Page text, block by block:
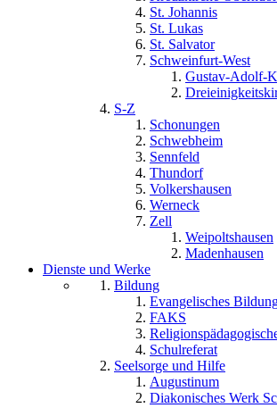
St. Johannis
St. Lukas
St. Salvator
Schweinfurt-West
Gustav-Adolf-
S-Z
Schonungen
Schwebheim
Sennfeld
Thundorf
Volkershausen
Werneck
Zell
Weipoltshausen
Madenhausen
Dienste und Werke
Bildung
Evangelisches
FAKS
Schulreferat
Seelsorge und Hilfe
Augustinum
Diakonisches Werk